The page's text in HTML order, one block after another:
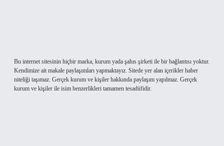
Bu internet sitesinin hiçbir marka, kurum yada şahıs şirketi ile bir bağlantısı yoktur.
Kendimize ait makale paylaşımları yapmaktayız. Sitede yer alan içerikler haber
niteliği taşımaz. Gerçek kurum ve kişiler hakkında paylaşım yapılmaz. Gerçek
kurum ve kişiler ile isim benzerlikleri tamamen tesadüfidir.